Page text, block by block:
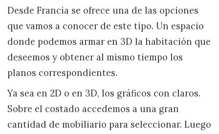
Desde Francia se ofrece una de las opciones
que vamos a conocer de este tipo. Un espacio
donde podemos armar en 3D la habitación que
deseemos y obtener al mismo tiempo los
planos correspondientes.
Ya sea en 2D o en 3D, los gráficos con claros.
Sobre el costado accedemos a una gran
cantidad de mobiliario para seleccionar. Luego